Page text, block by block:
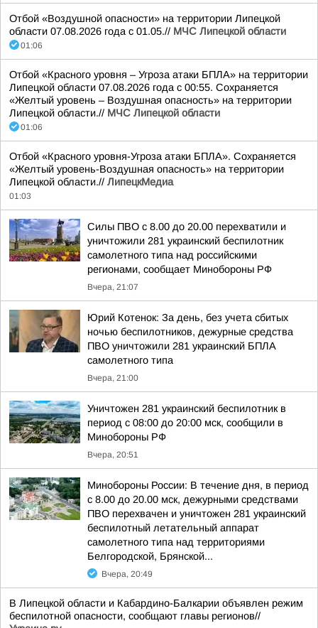
Отбой «Воздушной опасности» на территории Липецкой
области 07.08.2026 года с 01.05.// МЧС Липецкой области
01:06
Отбой «Красного уровня – Угроза атаки БПЛА» на территории
Липецкой области 07.08.2026 года с 00:55. Сохраняется
«Желтый уровень – Воздушная опасность» на территории
Липецкой области.// МЧС Липецкой области
01:06
Отбой «Красного уровня-Угроза атаки БПЛА». Сохраняется
«Желтый уровень-Воздушная опасность» на территории
Липецкой области.// ЛипецкМедиа
01:03
Силы ПВО с 8.00 до 20.00 перехватили и
уничтожили 281 украинский беспилотник
самолетного типа над российскими
регионами, сообщает Минобороны РФ
Вчера, 21:07
Юрий Котенок: За день, без учета сбитых
ночью беспилотников, дежурные средства
ПВО уничтожили 281 украинский БПЛА
самолетного типа
Вчера, 21:00
Уничтожен 281 украинский беспилотник в
период с 08:00 до 20:00 мск, сообщили в
Минобороны РФ
Вчера, 20:51
Минобороны России: В течение дня, в период
с 8.00 до 20.00 мск, дежурными средствами
ПВО перехвачен и уничтожен 281 украинский
беспилотный летательный аппарат
самолетного типа над территориями
Белгородской, Брянской...
Вчера, 20:49
В Липецкой области и Кабардино-Балкарии объявлен режим
беспилотной опасности, сообщают главы регионов//